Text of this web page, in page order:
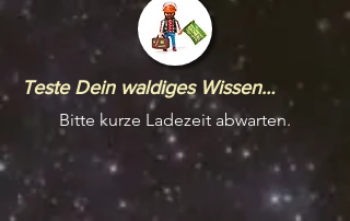
Teste Dein waldiges Wissen…
Bitte kurze Ladezeit abwarten.